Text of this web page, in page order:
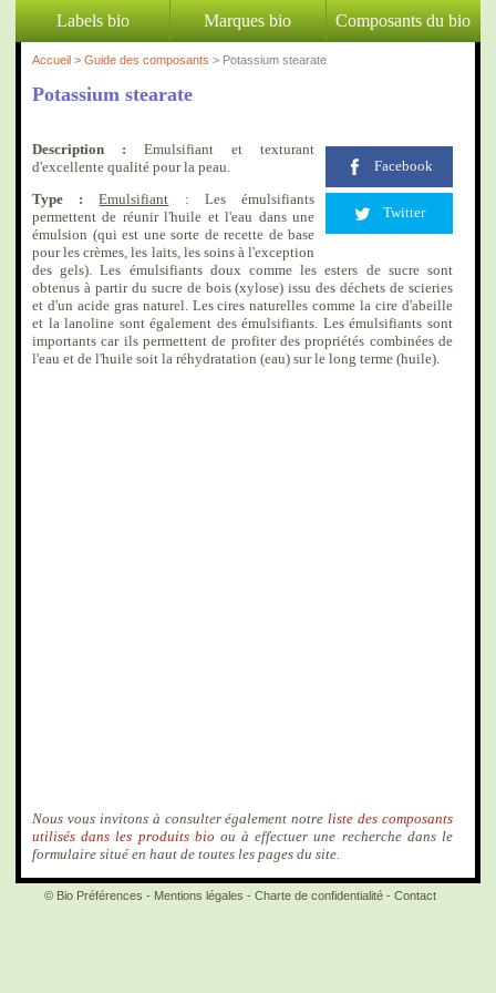
Labels bio Marques bio Composants du bio
Accueil > Guide des composants > Potassium stearate
Potassium stearate
Facebook
Twitter
Description : Emulsifiant et texturant
d'excellente qualité pour la peau.
Type :
Emulsifiant : Les émulsifiants
permettent de réunir l'huile et l'eau dans une
émulsion (qui est une sorte de recette de base
pour les crèmes, les laits, les soins à l'exception
des gels). Les émulsifiants doux comme les esters de sucre sont
obtenus à partir du sucre de bois (xylose) issu des déchets de scieries
et d'un acide gras naturel. Les cires naturelles comme la cire d'abeille
et la lanoline sont également des émulsifiants. Les émulsifiants sont
importants car ils permettent de profiter des propriétés combinées de
l'eau et de l'huile soit la réhydratation (eau) sur le long terme (huile).
Nous vous invitons à consulter également notreliste des composants
utilisés dans les produits bio ou à effectuer une recherche dans le
formulaire situé en haut de toutes les pages du site.
© Bio Préférences - Mentions légales - Charte de confidentialité- Contact